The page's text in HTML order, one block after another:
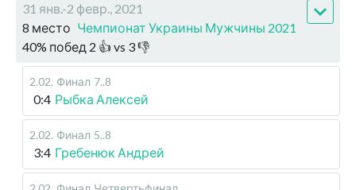
31 янв.-2 февр., 2021
8 место Чемпионат Украины Мужчины 2021
40% побед 2 👍 vs 3👎
2.02. Финал 7..8
0:4 Рыбка Алексей
2.02. Финал 5..8
3:4 Гребенюк Андрей